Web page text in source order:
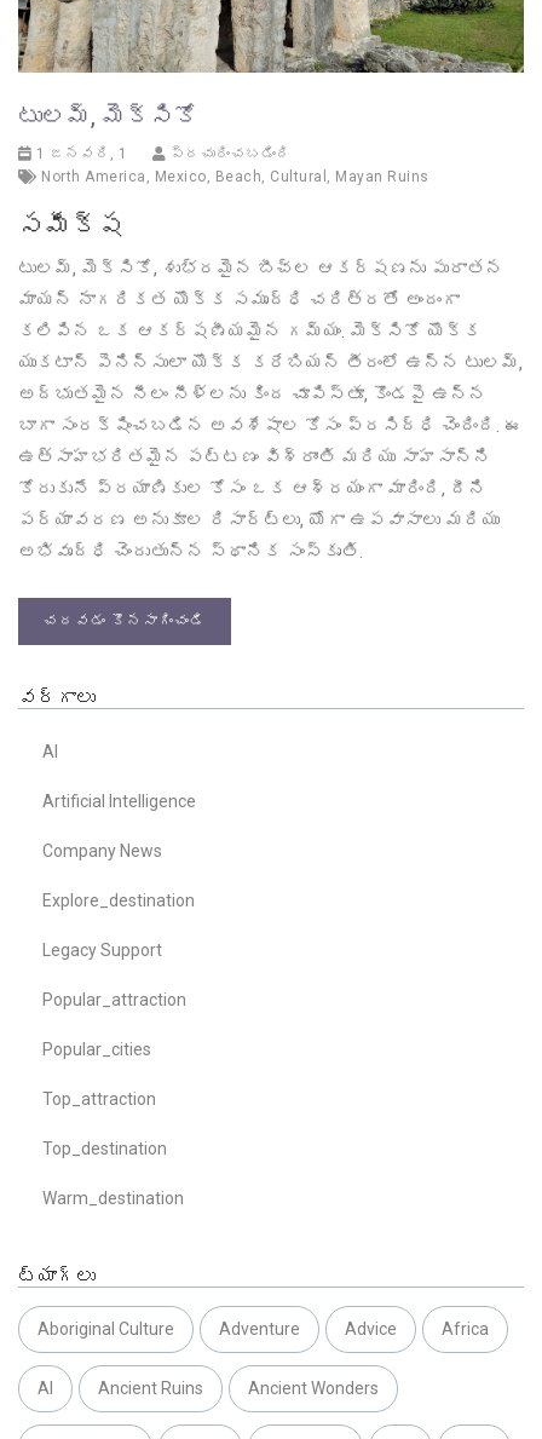
టులమ్, మెక్సికో
1 జనవరి, 1
ప్రచురించబడింది
North America , Mexico, Beach, Cultural , Mayan Ruins
సమీక్ష
టులమ్, మెక్సికో, శుభ్రమైన బీచ్‌ల ఆకర్షణను పురాతన
మాయన్ నాగరికత యొక్క సమృద్ధి చరిత్రతో అందంగా
కలిపిన ఒక ఆకర్షణీయమైన గమ్యం. మెక్సికో యొక్క
యుకటాన్ పెనిన్సులా యొక్క కరేబియన్ తీరంలో ఉన్న టులమ్,
అద్భుతమైన నీలం నీళ్లను కింద చూపిస్తూ, కొండపై ఉన్న
బాగా సంరక్షించబడిన అవశేషాల కోసం ప్రసిద్ధి చెందింది. ఈ
ఉత్సాహభరితమైన పట్టణం విశ్రాంతి మరియు సాహసాన్ని
కోరుకునే ప్రయాణికుల కోసం ఒక ఆశ్రయంగా మారింది, దీని
పర్యావరణ అనుకూల రిసార్ట్లు, యోగా ఉపవాసాలు మరియు
అభివృద్ధి చెందుతున్న స్థానిక సంస్కృతి.
చదవడం కొనసాగించండి
వర్గాలు
AI
Artificial Intelligence
Company News
Explore_destination
Legacy Support
Popular_attraction
Popular_cities
Top_attraction
Top_destination
Warm_destination
ట్యాగ్లు
Aboriginal Culture Adventure Advice Africa
AI Ancient Ruins Ancient Wonders